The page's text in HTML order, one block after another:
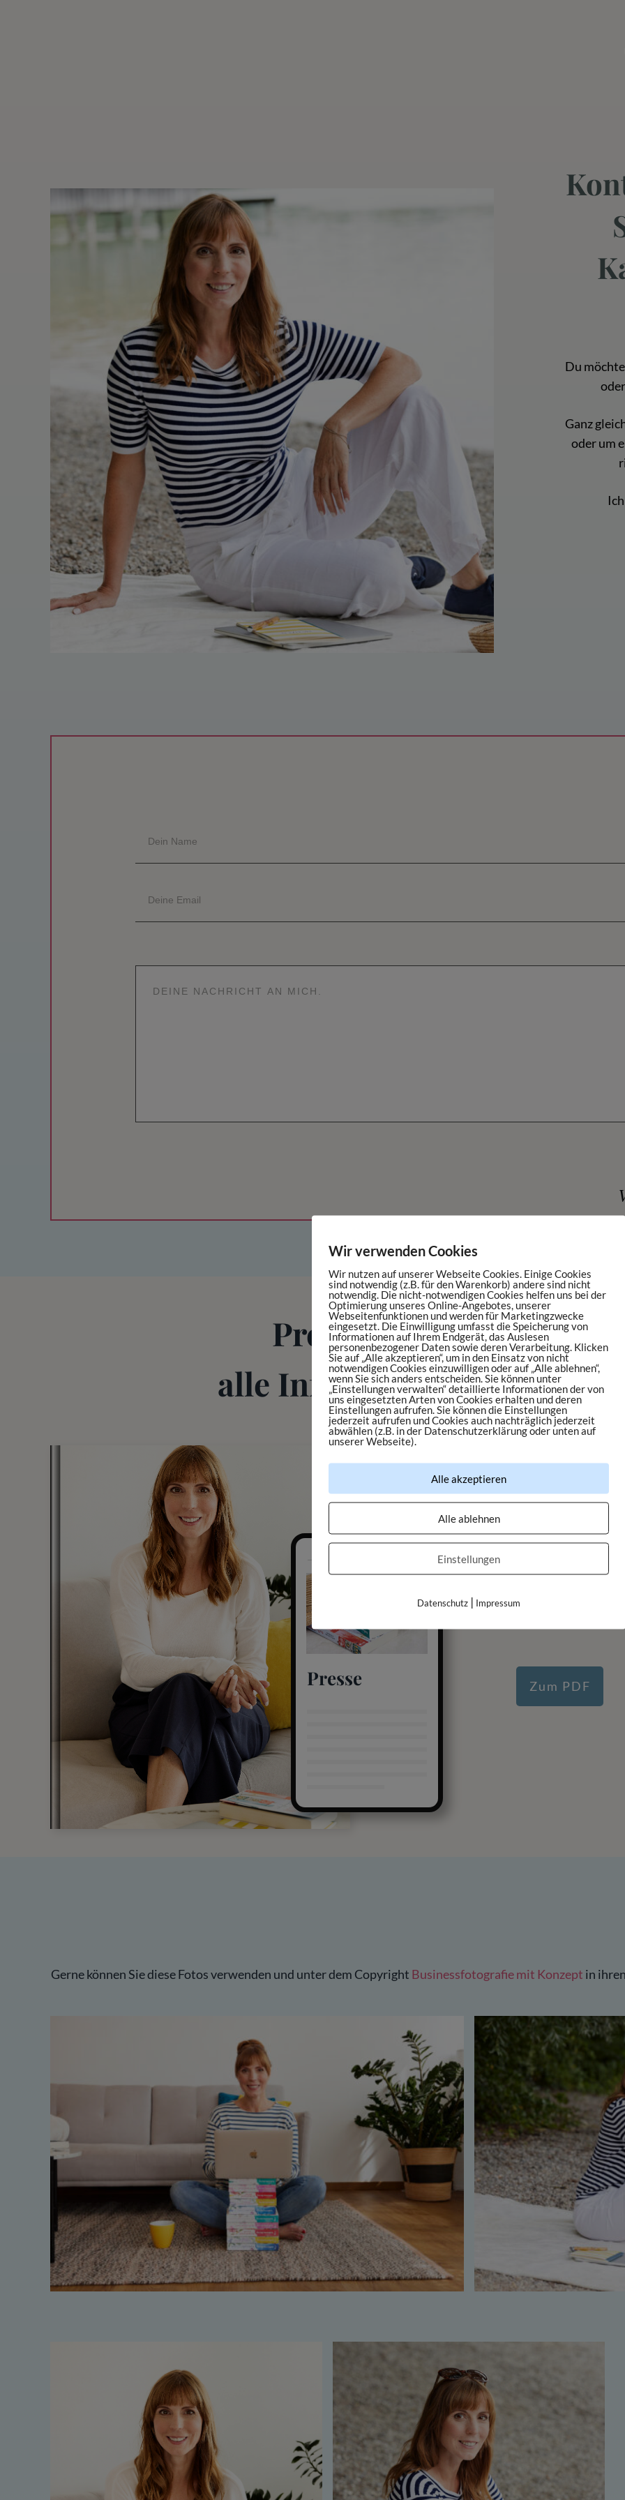
Du
Ganz
oder um
Presse und
alle Informationen auf
Presse
DOWNLOADE DIR
Zum PDF
Gerne können Sie diese Fotos verwenden und unter dem Copyright Businessfotografie mit Konzept in
Wir verwenden Cookies
Wir nutzen auf unserer Webseite Cookies. Einige Cookies
sind notwendig (z.B. für den Warenkorb) andere sind nicht
notwendig. Die nicht-notwendigen Cookies helfen uns bei der
Optimierung unseres Online-Angebotes, unserer
Webseitenfunktionen und werden für Marketingzwecke
eingesetzt. Die Einwilligung umfasst die Speicherung von
Informationen auf Ihrem Endgerät, das Auslesen
personenbezogener Daten sowie deren Verarbeitung. Klicken
Sie auf „Alle akzeptieren“, um in den Einsatz von nicht
notwendigen Cookies einzuwilligen oder auf „Alle ablehnen“,
wenn Sie sich anders entscheiden. Sie können unter
„Einstellungen verwalten“ detaillierte Informationen der von
uns eingesetzten Arten von Cookies erhalten und deren
Einstellungen aufrufen. Sie können die Einstellungen
jederzeit aufrufen und Cookies auch nachträglich jederzeit
abwählen (z.B. in der Datenschutzerklärung oder unten auf
unserer Webseite).
Alle akzeptieren
Alle ablehnen
Einstellungen
Datenschutz | Impressum